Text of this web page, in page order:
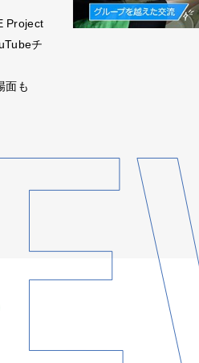
Project
チ
面も